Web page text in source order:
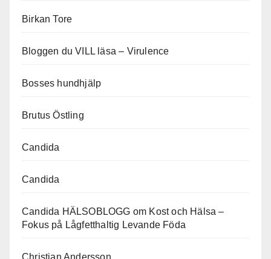
Birkan Tore
Bloggen du VILL läsa – Virulence
Bosses hundhjälp
Brutus Östling
Candida
Candida
Candida HÄLSOBLOGG om Kost och Hälsa –
Fokus på Lågfetthaltig Levande Föda